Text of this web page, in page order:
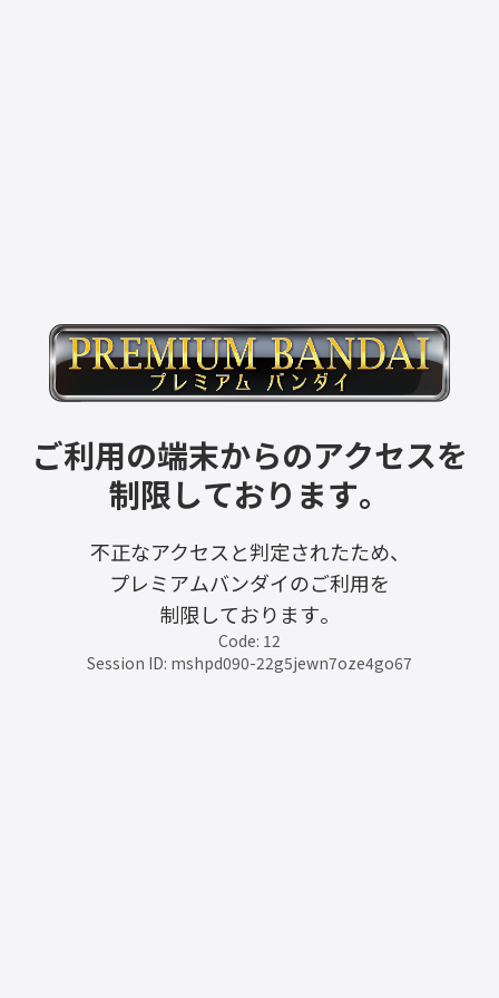
ご利用の端末からのアクセスを
制限しております。
不正なアクセスと判定されたため、
プレミアムバンダイのご利用を
制限しております。
Code: 12
Session ID: mshpd090-22g5jewn7oze4go67